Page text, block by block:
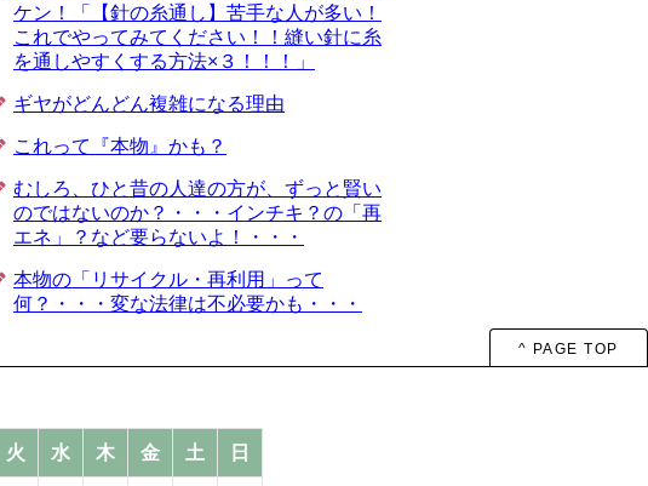
ケン！「【針の糸通し】苦手な人が多い！
これでやってみてください！！縫い針に糸
を通しやすくする方法×３！！！」
ギヤがどんどん複雑になる理由
これって『本物』かも？
むしろ、ひと昔の人達の方が、ずっと賢い
のではないのか？・・・インチキ？の「再
エネ」？など要らないよ！・・・
本物の「リサイクル・再利用」って
何？・・・変な法律は不必要かも・・・
^ PAGE TOP
火 水 木 金 土 日